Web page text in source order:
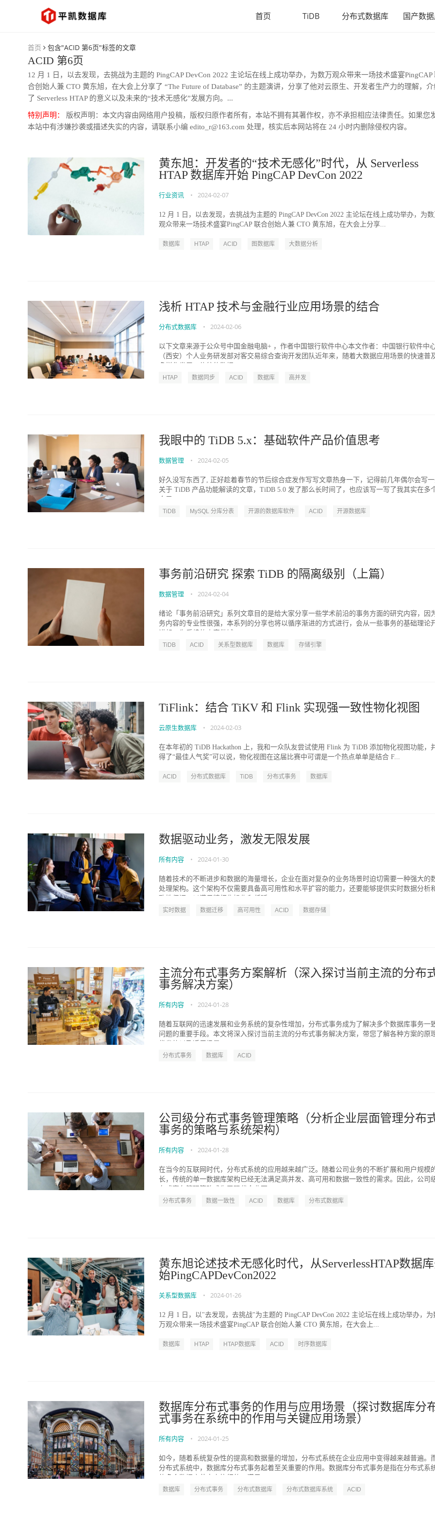
首页 TiDB 分布式数据库 国产数
首页 包含"ACID 第6页"标签的文章
ACID 第6页
12 月 1 日，以去发现，去挑战为主题的 PingCAP DevCon 2022 主论坛在线上成功举办，为数万观众带来一场技术盛宴PingCAP
合创始人兼 CTO 黄东旭，在大会上分享了 “The Future of Database” 的主题演讲，分享了他对云原生、开发者生产力的理解，介
了 Serverless HTAP 的意义以及未来的“技术无感化”发展方向。...
特别声明：
版权声明：本文内容由网络用户投稿，版权归原作者所有，本站不拥有其著作权，亦不承担相应法律责任。如果您
本站中有涉嫌抄袭或描述失实的内容，请联系小编 edito_r@163.com 处理，核实后本网站将在 24 小时内删除侵权内容。
黄东旭：开发者的“技术无感化”时代，从 Serverless
HTAP 数据库开始 PingCAP DevCon 2022
行业资讯 • 2024-02-07
12 月 1 日，以去发现，去挑战为主题的 PingCAP DevCon 2022 主论坛在线上成功举办，为
观众带来一场技术盛宴PingCAP 联合创始人兼 CTO 黄东旭，在大会上分享...
数据库 HTAP ACID 图数据库 大数据分析
浅析 HTAP 技术与金融行业应用场景的结合
分布式数据库 • 2024-02-06
以下文章来源于公众号中国金融电脑+ ，作者中国银行软件中心本文作者：中国银行软件中
（西安）个人业务研发部对客交易综合查询开发团队近年来，随着大数据应用场景的快速普
HTAP 数据同步 ACID 数据库 高并发
我眼中的 TiDB 5.x：基础软件产品价值思考
数据管理 • 2024-02-05
好久没写东西了, 正好趁着春节的节后综合症发作写写文章热身一下，记得前几年偶尔会写
关于 TiDB 产品功能解读的文章，TiDB 5.0 发了那么长时间了，也应该写一写了我其实在多
TiDB MySQL 分库分表 开源的数据库软件 ACID 开源数据库
事务前沿研究 探索 TiDB 的隔离级别（上篇）
数据管理 • 2024-02-04
绪论「事务前沿研究」系列文章目的是给大家分享一些学术前沿的事务方面的研究内容，因
务内容的专业性很强，本系列的分享也将以循序渐进的方式进行，会从一些事务的基础理论
TiDB ACID 关系型数据库 数据库 存储引擎
TiFlink：结合 TiKV 和 Flink 实现强一致性物化视图
云原生数据库 • 2024-02-03
在本年初的 TiDB Hackathon 上，我和一众队友尝试使用 Flink 为 TiDB 添加物化视图功能，
得了“最佳人气奖”可以说，物化视图在这届比赛中可谓是一个热点单单是结合 F...
ACID 分布式数据库 TiDB 分布式事务 数据库
数据驱动业务，激发无限发展
所有内容 • 2024-01-30
随着技术的不断进步和数据的海量增长，企业在面对复杂的业务场景时迫切需要一种强大的
处理架构。这个架构不仅需要具备高可用性和水平扩容的能力，还要能够提供实时数据分析
实时数据 数据迁移 高可用性 ACID 数据存储
主流分布式事务方案解析（深入探讨当前主流的分布
事务解决方案）
所有内容 • 2024-01-28
随着互联网的迅速发展和业务系统的复杂性增加，分布式事务成为了解决多个数据库事务一
问题的重要手段。本文将深入探讨当前主流的分布式事务解决方案，带您了解各种方案的原
分布式事务 数据库 ACID
公司级分布式事务管理策略（分析企业层面管理分布
事务的策略与系统架构）
所有内容 • 2024-01-28
在当今的互联网时代，分布式系统的应用越来越广泛。随着公司业务的不断扩展和用户规模
长，传统的单一数据库架构已经无法满足高并发、高可用和数据一致性的需求。因此，公司
分布式事务 数据一致性 ACID 数据库 分布式数据库
黄东旭论述技术无感化时代，从ServerlessHTAP数据
始PingCAPDevCon2022
关系型数据库 • 2024-01-26
12 月 1 日，以"去发现，去挑战"为主题的 PingCAP DevCon 2022 主论坛在线上成功举办，为
万观众带来一场技术盛宴PingCAP 联合创始人兼 CTO 黄东旭，在大会上...
数据库 HTAP HTAP数据库 ACID 时序数据库
数据库分布式事务的作用与应用场景（探讨数据库分
式事务在系统中的作用与关键应用场景）
所有内容 • 2024-01-25
如今，随着系统复杂性的提高和数据量的增加，分布式系统在企业应用中变得越来越普遍。
分布式系统中，数据库分布式事务起着至关重要的作用。数据库分布式事务是指在分布式系
数据库 分布式事务 分布式数据库 分布式数据库系统 ACID